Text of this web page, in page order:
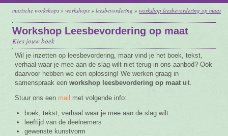
Vacature
Contact
muzische workshops » workshops » leesbevordering » workshop leesbevordering op maat
Workshop Leesbevordering op maat
Kies jouw boek
Wil je inzetten op leesbevordering, maar vind je het boek, tekst,
verhaal waar je mee aan de slag wilt niet terug in ons aanbod? Ook
daarvoor hebben we een oplossing! We werken graag in
samenspraak een workshop leesbevordering op maat uit.
Stuur ons een mail met volgende info:
boek, tekst, verhaal waar je mee aan de slag wilt
leeftijd van de deelnemers
gewenste kunstvorm